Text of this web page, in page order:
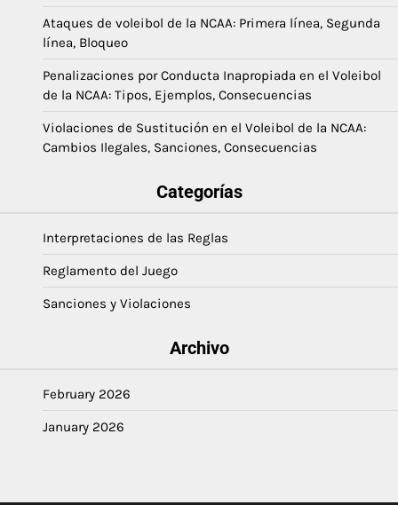
Ataques de voleibol de la NCAA: Primera línea, Segunda
línea, Bloqueo
Penalizaciones por Conducta Inapropiada en el Voleibol
de la NCAA: Tipos, Ejemplos, Consecuencias
Violaciones de Sustitución en el Voleibol de la NCAA:
Cambios Ilegales, Sanciones, Consecuencias
Categorías
Interpretaciones de las Reglas
Reglamento del Juego
Sanciones y Violaciones
Archivo
February 2026
January 2026